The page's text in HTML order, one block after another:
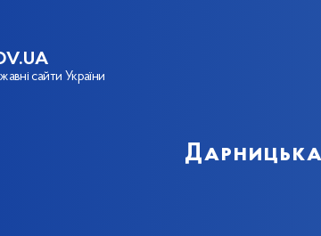
сайти України